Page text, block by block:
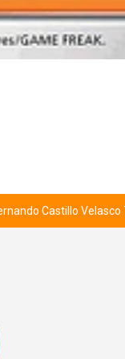
Castillo Velasco